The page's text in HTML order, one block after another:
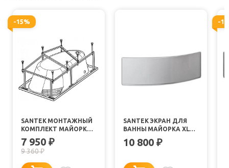
-15%
SANTEK МОНТАЖНЫЙ
КОМПЛЕКТ МАЙОРКА
XL 160X95
7 950 ₽
9 360₽
SANTEK ЭКРАН ДЛЯ
ВАННЫ МАЙОРКА XL
10 800 ₽
-